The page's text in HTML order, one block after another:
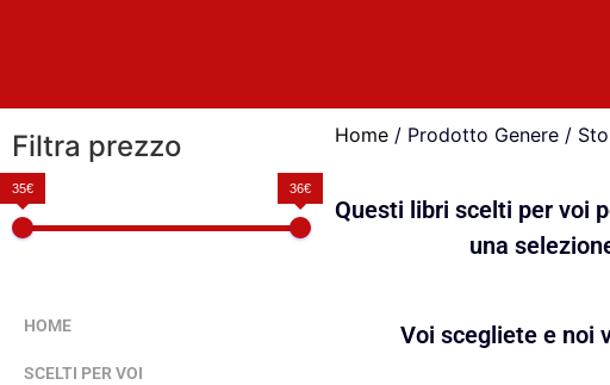
Filtra prezzo
35€ 36€
HOME
SCELTI PER VOI
Home / Prodotto Genere /
Questi libri scelti per voi
una
Voi scegliete e noi